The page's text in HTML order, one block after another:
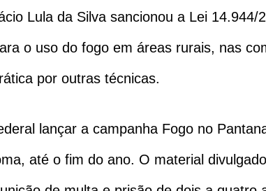
Lula da Silva sancionou a Lei 14.944/
o uso do fogo em áreas rurais, nas
por outras técnicas.
lançar a campanha Fogo no
até o fim do ano. O material